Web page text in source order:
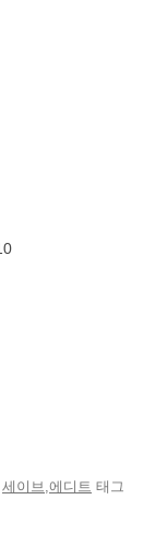
세이브,에디트 태그